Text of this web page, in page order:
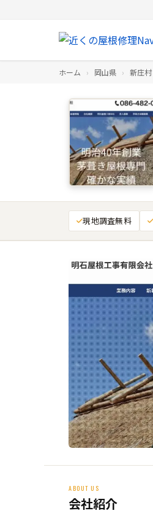
ホーム › 岡山県 › 新庄村
現地調査無料
ABOUT US
会社紹介